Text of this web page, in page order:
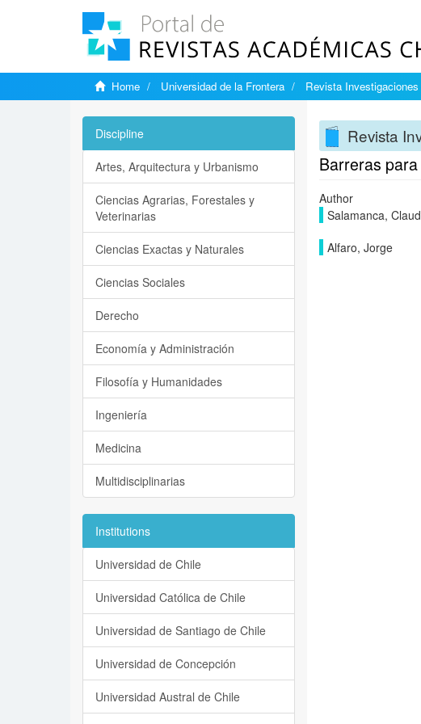
Home Universidad de la Frontera Revista
Revista
Barreras
Author
Salamanca,
Alfaro, Jorge
Discipline
Artes, Arquitectura y Urbanismo
Ciencias Agrarias, Forestales y
Veterinarias
Ciencias Exactas y Naturales
Ciencias Sociales
Derecho
Economía y Administración
Filosofía y Humanidades
Ingeniería
Medicina
Multidisciplinarias
Institutions
Universidad de Chile
Universidad Católica de Chile
Universidad de Santiago de Chile
Universidad de Concepción
Universidad Austral de Chile